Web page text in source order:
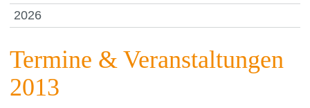
2026
Termine & Veranstaltungen
2013